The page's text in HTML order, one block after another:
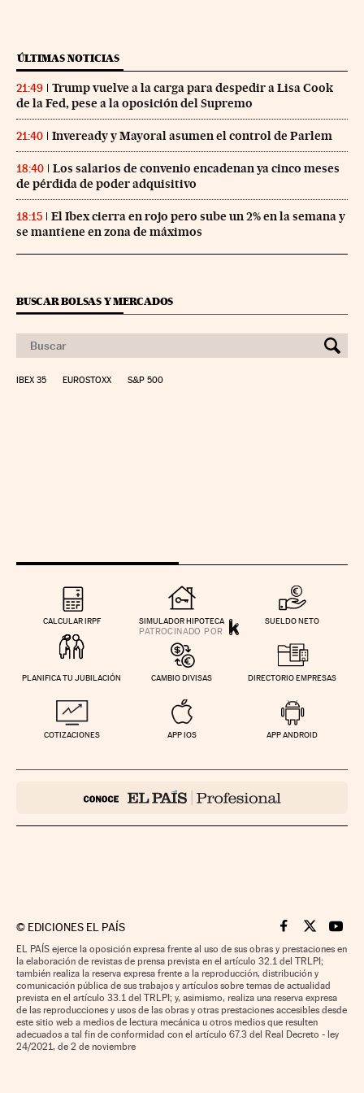
ÚLTIMAS NOTICIAS
21:49
Trump vuelve a la carga para despedir a Lisa Cook
de la Fed, pese a la oposición del Supremo
21:40 Inveready y Mayoral asumen el control de Parlem
18:40
Los salarios de convenio encadenan ya cinco meses
de pérdida de poder adquisitivo
18:15
El Ibex cierra en rojo pero sube un 2% en la semana y
se mantiene en zona de máximos
BUSCAR BOLSAS Y MERCADOS
IBEX 35 EUROSTOXX S&P 500
CALCULAR IRPF SIMULADOR HIPOTECA SUELDO NETO
PLANIFICA TU JUBILACIÓN CAMBIO DIVISAS DIRECTORIO EMPRESAS
COTIZACIONES APP IOS APP ANDROID
© EDICIONES EL PAÍS Cinco Días en
Cinco Días
Cinco
EL PAÍS ejerce la oposición expresa frente al uso de sus obras y prestaciones en
la elaboración de revistas de prensa prevista en el artículo 32.1 del TRLPI;
también realiza la reserva expresa frente a la reproducción, distribución y
comunicación pública de sus trabajos y artículos sobre temas de actualidad
prevista en el artículo 33.1 del TRLPI; y, asimismo, realiza una reserva expresa
de las reproducciones y usos de las obras y otras prestaciones accesibles desde
este sitio web a medios de lectura mecánica u otros medios que resulten
adecuados a tal fin de conformidad con el artículo 67.3 del Real Decreto - ley
24/2021, de 2 de noviembre